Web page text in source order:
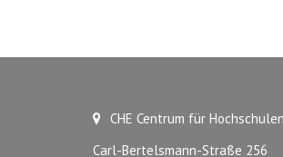
CHE Centrum für
Carl-Bertelsmann-Straße 256